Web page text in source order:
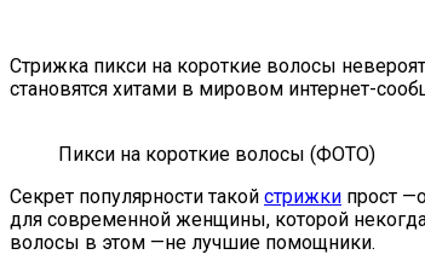
Стрижка пикси на короткие волосы
становятся хитами в мировом интернет-
Пикси на короткие волосы (ФОТО)
Секрет популярности такой стрижки прост
для современной женщины, которой
волосы в этом —не лучшие помощники.